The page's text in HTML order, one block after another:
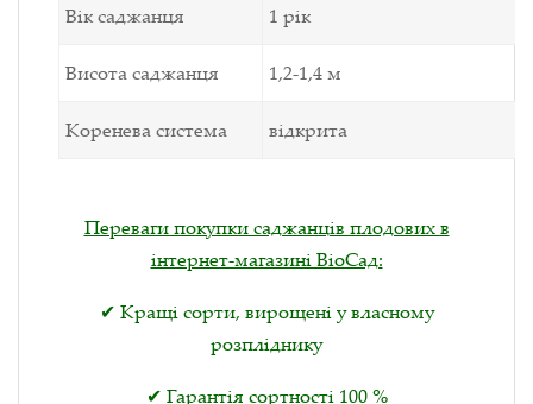
Вік саджанця 1 рік
Висота саджанця 1,2-1,4 м
Коренева система відкрита
Переваги покупки саджанців плодових в
інтернет-магазині ВіоСад:
✔ Кращі сорти, вирощені у власному
розпліднику
✔ Гарантія сортності 100 %